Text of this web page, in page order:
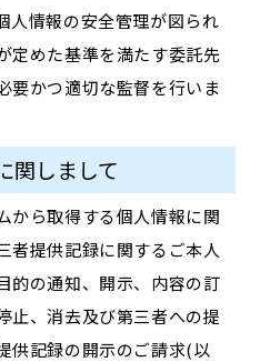
人情報の安全管理が図られ
定めた基準を満たす委託先
要かつ適切な監督を行いま
関しまして
から取得する個人情報に関
者提供記録に関するご本人
的の通知、開示、内容の訂
止、消去及び第三者への提
供記録の開示のご請求(以